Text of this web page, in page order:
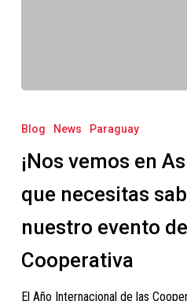
vemos
Asunción!
Todo
que
necesitas
Blog News Paraguay
¡Nos vemos en
que necesitas
nuestro evento
Cooperativa
El Año Internacional de las